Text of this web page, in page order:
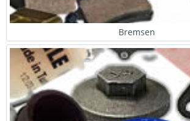
Bremsen